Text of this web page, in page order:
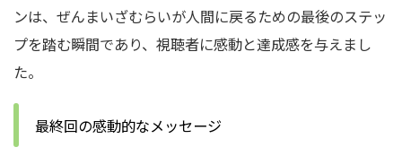
ンは、ぜんまいざむらいが人間に戻るための最後のステッ
プを踏む瞬間であり、視聴者に感動と達成感を与えまし
た。
最終回の感動的なメッセージ